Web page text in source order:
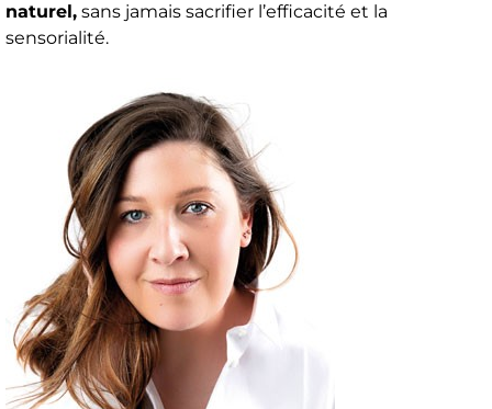
naturel, sans jamais sacrifier l’efficacité et la
sensorialité.